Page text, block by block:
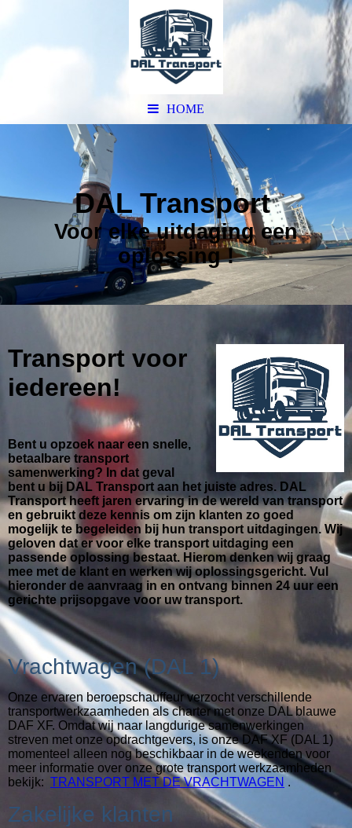
HOME
DAL Transport
Voor elke uitdaging een
oplossing !
Transport voor
iedereen!
Bent u opzoek naar een snelle,
betaalbare transport
samenwerking? In dat geval
bent u bij DAL Transport aan het juiste adres. DAL
Transport heeft jaren ervaring in de wereld van transport
en gebruikt deze kennis om zijn klanten zo goed
mogelijk te begeleiden bij hun transport uitdagingen. Wij
geloven dat er voor elke transport uitdaging een
passende oplossing bestaat. Hierom denken wij graag
mee met de klant en werken wij oplossingsgericht. Vul
hieronder de aanvraag in en ontvang binnen 24 uur een
gerichte prijsopgave voor uw transport.
Vrachtwagen (DAL 1)
Onze ervaren beroepschauffeur verzocht verschillende
transportwerkzaamheden als charter met onze DAL blauwe
DAF XF. Omdat wij naar langdurige samenwerkingen
streven met onze opdrachtgevers, is onze DAF XF (DAL 1)
momenteel alleen nog beschikbaar in de weekenden voor
meer informatie over onze grote transport werkzaamheden
bekijk: TRANSPORT MET DE VRACHTWAGEN .
Zakelijke klanten